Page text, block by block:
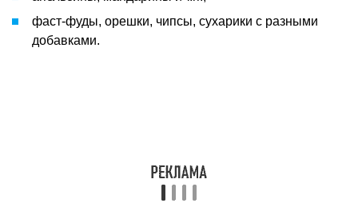
фаст-фуды, орешки, чипсы, сухарики с разными
добавками.